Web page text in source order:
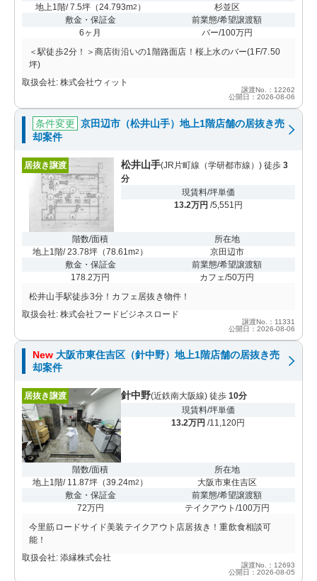
地上1階/ 7.5坪（24.793m2 ）
杉並区
敷金・保証金
6ヶ月
前業態/希望譲渡額
バー/100万円
＜駅徒歩2分！＞商店街沿いの1階路面店！桜上水のバー(1F/7.50
坪)
取扱会社: 株式会社ウィット
譲渡No.：12262
公開日：2026-08-06
条件変更 京田辺市（松井山手）地上1階店舗の居抜き売
却案件
居抜き譲渡 松井山手(JR片町線（学研都市線）) 徒歩 3
分
現賃料/坪単価
13.2万円 /5,551円
階数/面積
地上1階/ 23.78坪 （78.61m2 ）
所在地
京田辺市
敷金・保証金
178.2万円
前業態/希望譲渡額
カフェ/50万円
松井山手駅徒歩3分！カフェ居抜き物件！
取扱会社: 株式会社フードビジネスロード
譲渡No.：11331
公開日：2026-08-06
New 大阪市東住吉区（針中野）地上1階店舗の居抜き売
却案件
居抜き譲渡 針中野(近鉄南大阪線) 徒歩 10分
現賃料/坪単価
13.2万円 /11,120円
階数/面積
地上1階/ 11.87坪 （39.24m2 ）
所在地
大阪市東住吉区
敷金・保証金
72万円
前業態/希望譲渡額
テイクアウト/100万円
今里筋ロードサイド美装テイクアウト店居抜き！重飲食相談可
能！
取扱会社: 添縁株式会社
譲渡No.：12693
公開日：2026-08-05